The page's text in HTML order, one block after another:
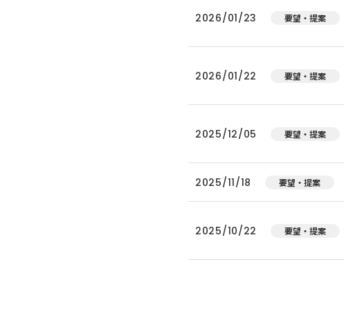
2026/01/23 要望・提案
2026/01/22 要望・提案
2025/12/05 要望・提案
2025/11/18 要望・提案
2025/10/22 要望・提案